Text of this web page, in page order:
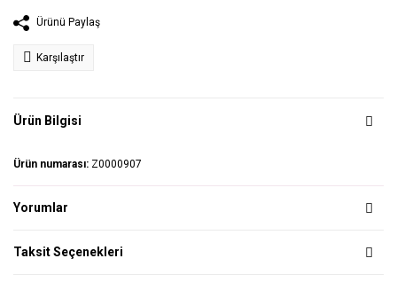
Ürünü Paylaş
Karşılaştır
Ürün Bilgisi
Ürün numarası: Z0000907
Yorumlar
Taksit Seçenekleri